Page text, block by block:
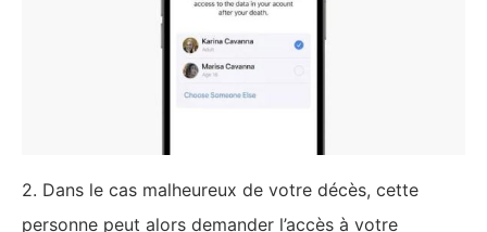
2. Dans le cas malheureux de votre décès, cette
personne peut alors demander l’accès à votre